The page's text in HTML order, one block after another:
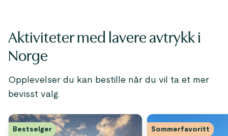
Aktiviteter med lavere avtrykk i
Norge
Opplevelser du kan bestille når du vil ta et mer
bevisst valg.
Bestselger Sommerfavoritt